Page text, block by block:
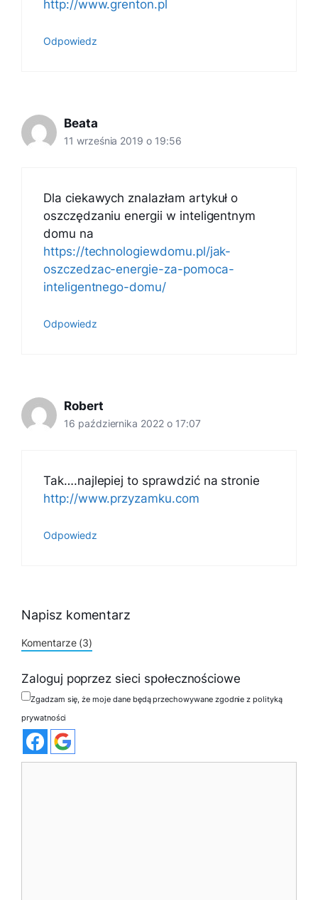
http://www.grenton.pl
Odpowiedz
Beata
11 września 2019 o 19:56
Dla ciekawych znalazłam artykuł o
oszczędzaniu energii w inteligentnym
domu na
https://technologiewdomu.pl/jak-
oszczedzac-energie-za-pomoca-
inteligentnego-domu/
Odpowiedz
Robert
16 października 2022 o 17:07
Tak….najlepiej to sprawdzić na stronie
http://www.przyzamku.com
Odpowiedz
Napisz komentarz
Komentarze (3)
Zaloguj poprzez sieci społecznościowe
Zgadzam się, że moje dane będą przechowywane zgodnie z polityką
prywatności